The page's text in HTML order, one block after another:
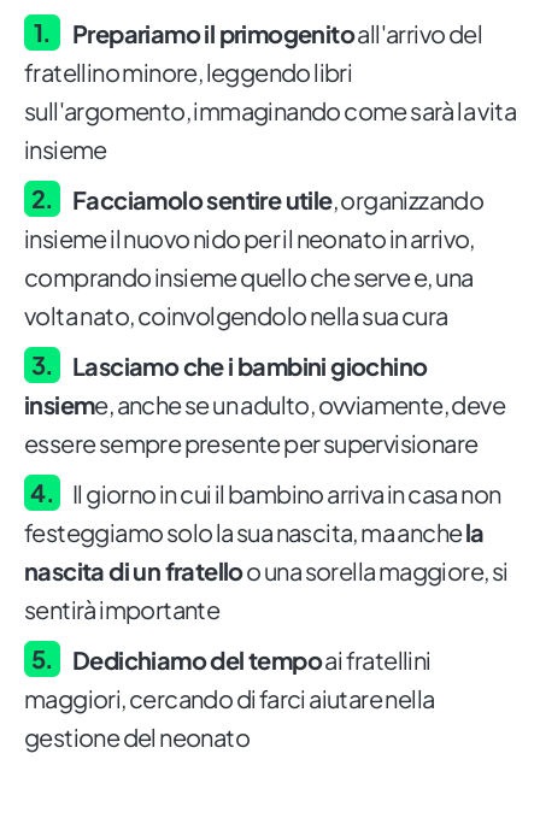
Prepariamo il primogenitoall'arrivo del
fratellino minore, leggendo libri
sull'argomento, immaginando come sarà la vita
insieme
Facciamolo sentire utile, organizzando
insieme il nuovo nido per il neonato in arrivo,
comprando insieme quello che serve e, una
volta nato, coinvolgendolo nella sua cura
Lasciamo che i bambini giochino
insieme, anche se un adulto, ovviamente, deve
essere sempre presente per supervisionare
Il giorno in cui il bambino arriva in casa non
festeggiamo solo la sua nascita, ma anchela
nascita di un fratelloo una sorella maggiore, si
sentirà importante
Dedichiamo del tempoai fratellini
maggiori, cercando di farci aiutare nella
gestione del neonato